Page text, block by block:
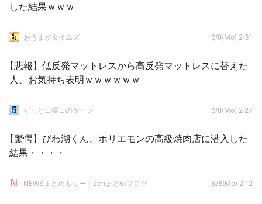
した結果ｗｗｗ
おうまがタイムズ 6/8(Mo) 2:31
【悲報】低反発マットレスから高反発マットレスに替えた
人、お気持ち表明ｗｗｗｗｗｗ
ずっと日曜日のターン 6/8(Mo) 2:27
【驚愕】びわ湖くん、ホリエモンの高級焼肉店に潜入した
結果・・・・
NEWSまとめもりー｜2chまとめブログ 6/8(Mo) 2:12